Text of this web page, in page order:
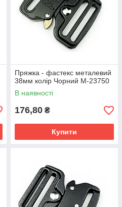
Пряжка - фастекс металевий
38мм колір Чорний М-23750
В наявності
176,80 ₴
Купити